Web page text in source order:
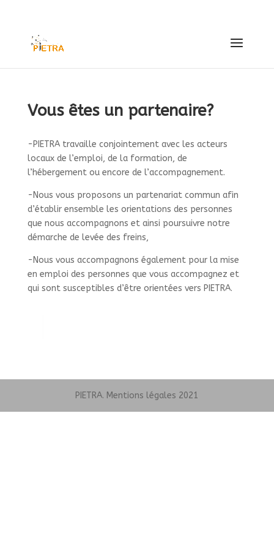
Vous êtes un partenaire?
-PIETRA travaille conjointement avec les acteurs
locaux de l’emploi, de la formation, de
l’hébergement ou encore de l’accompagnement.
-Nous vous proposons un partenariat commun afin
d’établir ensemble les orientations des personnes
que nous accompagnons et ainsi poursuivre notre
démarche de levée des freins,
-Nous vous accompagnons également pour la mise
en emploi des personnes que vous accompagnez et
qui sont susceptibles d’être orientées vers PIETRA.
PIETRA. Mentions légales 2021